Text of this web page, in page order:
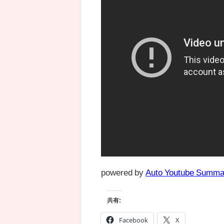
powered by Auto Youtube
共有:
Facebook X